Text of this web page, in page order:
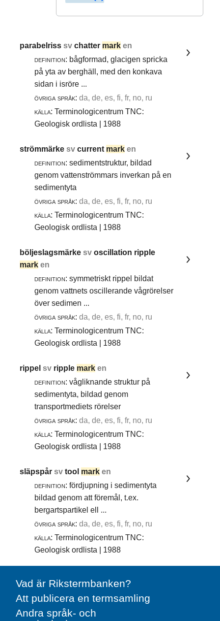
parabelrisssvchatter mark en
definition: bågformad, glacigen spricka
på yta av berghäll, med den konkava
sidan i isröre ...
övriga språk: da, de, es, fi, fr, no, ru
källa: Terminologicentrum TNC:
Geologisk ordlista | 1988
strömmärkesvcurrent mark en
definition: sedimentstruktur, bildad
genom vattenströmmars inverkan på en
sedimentyta
övriga språk: da, de, es, fi, fr, no, ru
källa: Terminologicentrum TNC:
Geologisk ordlista | 1988
böljeslagsmärkesvoscillation ripple
mark en
definition: symmetriskt rippel bildat
genom vattnets oscillerande vågrörelser
över sedimen ...
övriga språk: da, de, es, fi, fr, no, ru
källa: Terminologicentrum TNC:
Geologisk ordlista | 1988
rippelsv ripple mark en
definition: vågliknande struktur på
sedimentyta, bildad genom
transportmediets rörelser
övriga språk: da, de, es, fi, fr, no, ru
källa: Terminologicentrum TNC:
Geologisk ordlista | 1988
släpspårsvtool mark en
definition: fördjupning i sedimentyta
bildad genom att föremål, t.ex.
bergartspartikel ell ...
övriga språk: da, de, es, fi, fr, no, ru
källa: Terminologicentrum TNC:
Geologisk ordlista | 1988
Vad är Rikstermbanken?
Att publicera en termsamling
Andra språk- och